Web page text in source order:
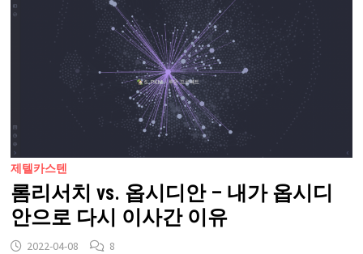
제텔카스텐
롬리서치 vs. 옵시디안 – 내가 옵시디
안으로 다시 이사간 이유
2022-04-08 8